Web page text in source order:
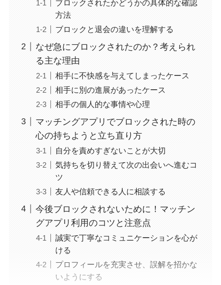
ブロックされたかどうかの具体的な確認
方法
ブロックと退会の違いを理解する
なぜ急にブロックされたのか？考えられ
る主な理由
相手に不快感を与えてしまったケース
相手に別の進展があったケース
相手の個人的な事情や心理
マッチングアプリでブロックされた時の
心の持ちようと立ち直り方
自分を責めすぎないことが大切
気持ちを切り替えて次の出会いへ進むコ
ツ
友人や信頼できる人に相談する
今後ブロックされないために！マッチン
グアプリ利用のコツと注意点
誠実で丁寧なコミュニケーションを心が
ける
プロフィールを充実させ、誤解を招かな
いようにする